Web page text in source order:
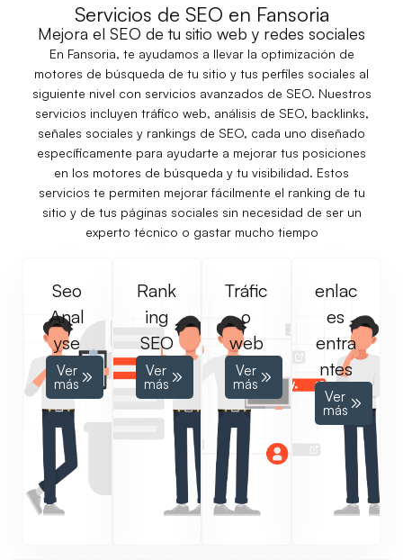
Servicios de SEO en Fansoria
Mejora el SEO de tu sitio web y redes sociales
En Fansoria, te ayudamos a llevar la optimización de
motores de búsqueda de tu sitio y tus perfiles sociales al
siguiente nivel con servicios avanzados de SEO. Nuestros
servicios incluyen tráfico web, análisis de SEO, backlinks,
señales sociales y rankings de SEO, cada uno diseñado
específicamente para ayudarte a mejorar tus posiciones
en los motores de búsqueda y tu visibilidad. Estos
servicios te permiten mejorar fácilmente el ranking de tu
sitio y de tus páginas sociales sin necesidad de ser un
experto técnico o gastar mucho tiempo
Seo
Anal
yse
Ver
más
Rank
ing
SEO
Ver
más
Tráfic
o
web
Ver
más
enlac
es
entra
ntes
Ver
más